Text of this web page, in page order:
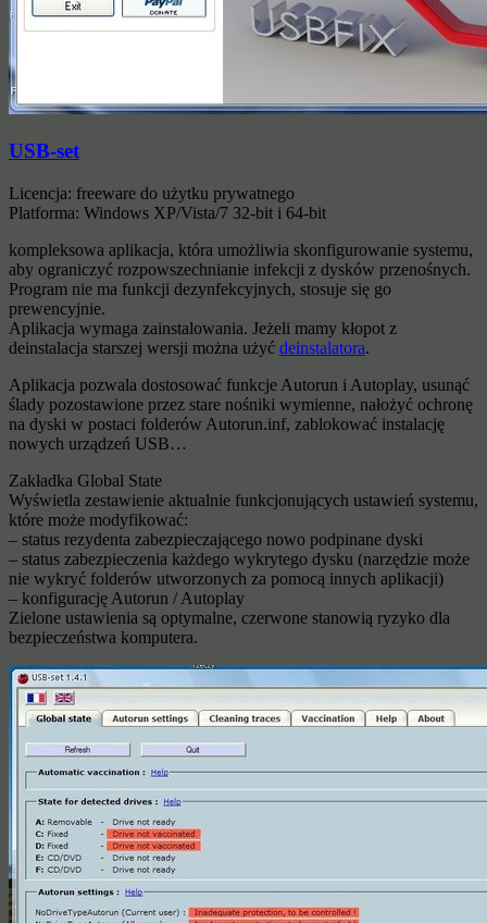
USB-set
Licencja: freeware do użytku prywatnego
Platforma: Windows XP/Vista/7 32-bit i 64-bit
kompleksowa aplikacja, która umożliwia skonfigurowanie systemu,
aby ograniczyć rozpowszechnianie infekcji z dysków przenośnych.
Program nie ma funkcji dezynfekcyjnych, stosuje się go
prewencyjnie.
Aplikacja wymaga zainstalowania. Jeżeli mamy kłopot z
deinstalacja starszej wersji można użyć deinstalatora.
Aplikacja pozwala dostosować funkcje Autorun i Autoplay, usunąć
ślady pozostawione przez stare nośniki wymienne, nałożyć ochronę
na dyski w postaci folderów Autorun.inf, zablokować instalację
nowych urządzeń USB…
Zakładka Global State
Wyświetla zestawienie aktualnie funkcjonujących ustawień systemu,
które może modyfikować:
– status rezydenta zabezpieczającego nowo podpinane dyski
– status zabezpieczenia każdego wykrytego dysku (narzędzie może
nie wykryć folderów utworzonych za pomocą innych aplikacji)
– konfigurację Autorun / Autoplay
Zielone ustawienia są optymalne, czerwone stanowią ryzyko dla
bezpieczeństwa komputera.